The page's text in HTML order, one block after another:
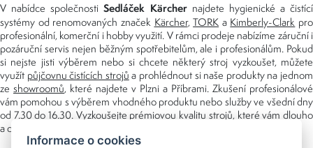
V nabídce společnostiSedláček Kärchernajdete hygienické a čistící
systémy od renomovaných značek Kärcher,TORK a Kimberly-Clark pro
profesionální, komerční i hobby využití. V rámci prodeje nabízíme záruční i
pozáruční servis nejen běžným spotřebitelům, ale i profesionálům. Pokud
si nejste jisti výběrem nebo si chcete některý stroj vyzkoušet, můžete
využít půjčovnu čistících strojů a prohlédnout si naše produkty na jednom
ze showroomů, které najdete v Plzni a Příbrami. Zkušení profesionálové
vám pomohou s výběrem vhodného produktu nebo služby ve všední dny
od 7.30 do 16.30. Vyzkoušejte prémiovou kvalitu strojů, které vám dlouho
a dobře poslouží nejen doma, ale i v zaměstnání.
Informace o cookies